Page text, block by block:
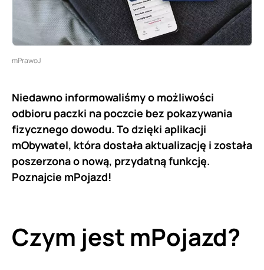
mPrawoJ
Niedawno informowaliśmy o możliwości
odbioru paczki na poczcie bez pokazywania
fizycznego dowodu. To dzięki aplikacji
mObywatel, która dostała aktualizację i została
poszerzona o nową, przydatną funkcję.
Poznajcie mPojazd!
Czym jest mPojazd?